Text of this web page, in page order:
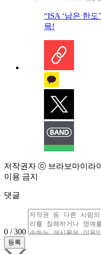
“ISA ‘남은 한
목!
저작권자 ⓒ 브라보마이라
이용 금지
댓글
0 / 300